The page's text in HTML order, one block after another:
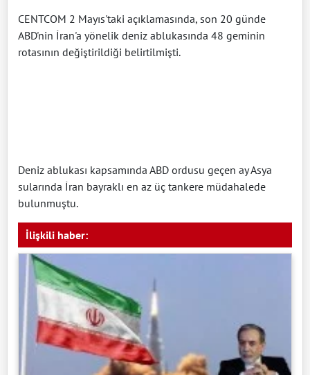
CENTCOM 2 Mayıs'taki açıklamasında, son 20 günde
ABD'nin İran'a yönelik deniz ablukasında 48 geminin
rotasının değiştirildiği belirtilmişti.
Deniz ablukası kapsamında ABD ordusu geçen ay Asya
sularında İran bayraklı en az üç tankere müdahalede
bulunmuştu.
İlişkili haber: